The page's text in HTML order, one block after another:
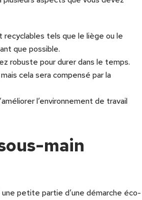
tels que le liège ou le
que possible.
robuste pour durer dans le temps.
cela sera compensé par la
l’environnement de travail
main
petite partie d’une démarche éco-